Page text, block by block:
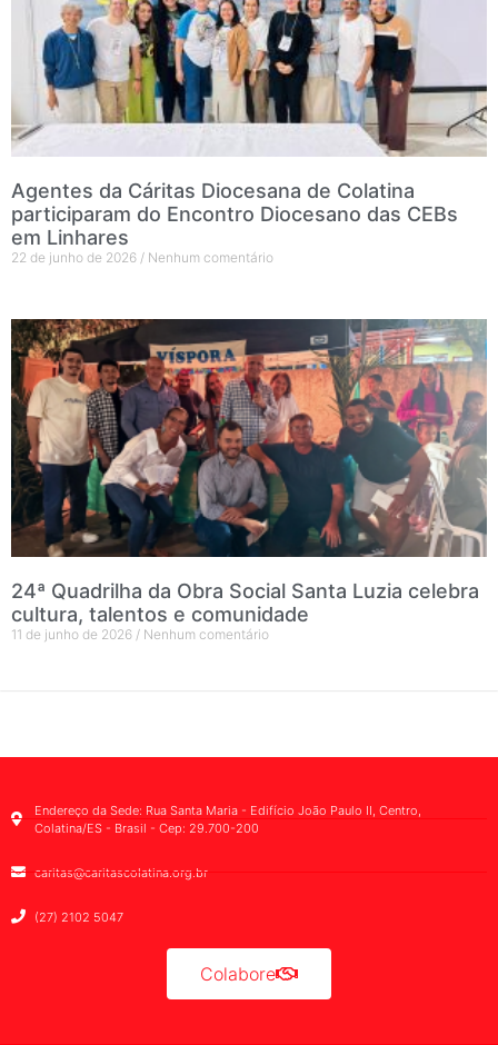
Agentes da Cáritas Diocesana de Colatina
participaram do Encontro Diocesano das CEBs
em Linhares
22 de junho de 2026 Nenhum comentário
24ª Quadrilha da Obra Social Santa Luzia celebra
cultura, talentos e comunidade
11 de junho de 2026 Nenhum comentário
Endereço da Sede: Rua Santa Maria - Edifício João Paulo II, Centro,
Colatina/ES - Brasil - Cep: 29.700-200
caritas@caritascolatina.org.br
(27) 2102 5047
Colabore